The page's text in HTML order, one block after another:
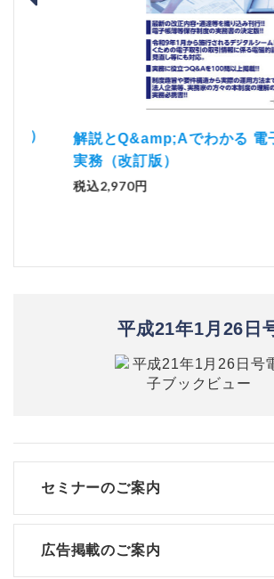
解説とQ&amp;Aでわかる 電子帳
実務（改訂版）
税込2,970円
平成21年1月26日
セミナーのご案内
広告掲載のご案内